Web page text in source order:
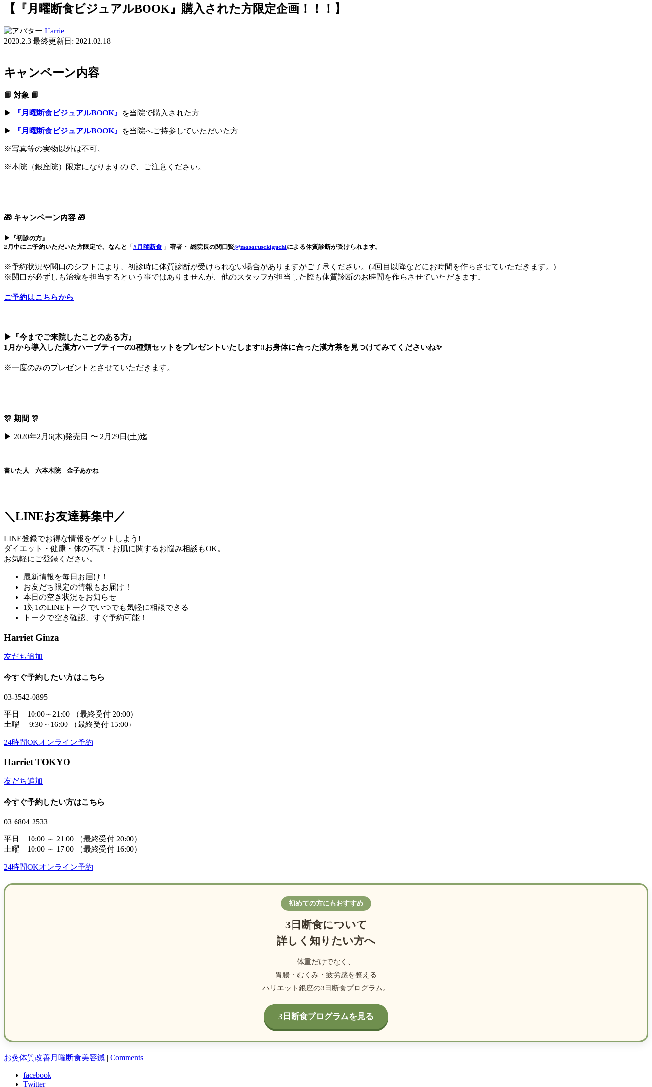
【『月曜断食ビジュアルBOOK』購入された方限定企画！！！】
Harriet
2020.2.3 最終更新日: 2021.02.18
キャンペーン内容
📙 対象 📙
▶︎ 『月曜断食ビジュアルBOOK』 を当院で購入された方
▶︎ 『月曜断食ビジュアルBOOK』 を当院へご持参していただいた方
※写真等の実物以外は不可。
※本院（銀座院）限定になりますので、ご注意ください。
🎁 キャンペーン内容 🎁
▶︎『初診の方』
2月中にご予約いただいた方限定で、なんと「 #月曜断食 」著者・ 総院長の関口賢@masarusekiguchiによる体質診断が受けられます。
※予約状況や関口のシフトにより、初診時に体質診断が受けられない場合がありますがご了承ください。(2回目以降などにお時間を作らさせていただきます。)
※関口が必ずしも治療を担当するという事ではありませんが、他のスタッフが担当した際も体質診断のお時間を作らさせていただきます。
ご予約はこちらから
▶︎『今までご来院したことのある方』
1月から導入した漢方ハーブティーの3種類セット をプレゼントいたします!!お身体に合った漢方茶を見つけてみてくださいね✨
※一度のみのプレゼントとさせていただきます。
🎊 期間 🎊
▶︎ 2020年2月6(木)発売日 〜 2月29日(土)迄
＼LINEお友達募集中／
LINE登録でお得な情報をゲットしよう!
ダイエット・健康・体の不調・お肌に関するお悩み相談もOK。
お気軽にご登録ください。
最新情報を毎日お届け！
お友だち限定の情報もお届け！
本日の空き状況をお知らせ
1対1のLINEトークでいつでも気軽に相談できる
トークで空き確認、すぐ予約可能！
Harriet Ginza
友だち追加
今すぐ予約したい方はこちら
03-3542-0895
平日 10:00～21:00
（最終受付 20:00）
土曜 9:30～16:00
（最終受付 15:00）
24時間OKオンライン予約
Harriet TOKYO
友だち追加
今すぐ予約したい方はこちら
03-6804-2533
平日 10:00 ～ 21:00
（最終受付 20:00）
土曜 10:00 ～ 17:00
（最終受付 16:00）
24時間OKオンライン予約
初めての方にもおすすめ
3日断食について
詳しく知りたい方へ
体重だけでなく、
胃腸・むくみ・疲労感を整える
ハリエット銀座の3日断食プログラム。
3日断食プログラムを見る
お灸体質改善月曜断食美容鍼 | Comments
facebook
Twitter